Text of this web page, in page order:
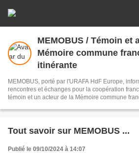
MEMOBUS / Témoin et
Mémoire commune
itinérante
MEMOBUS, porté par l'URAFA HdF Europe,
rencontres et échanges pour la coopération
témoin et un acteur de la Mémoire commune
Begegnungen, Projekte zur Zusammenarbeit
Tout savoir sur MEMOBUS ...
Publié le 09/10/2024 à 14:07